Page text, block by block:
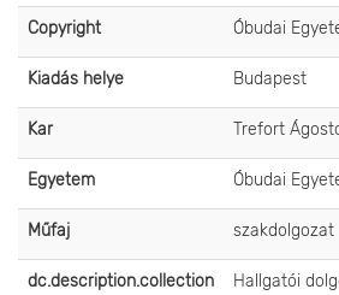
Copyright Óbudai
Kiadás helye Budapest
Kar Trefort
Egyetem Óbudai
Műfaj szakdolgozat
dc.description.collection Hallgatói